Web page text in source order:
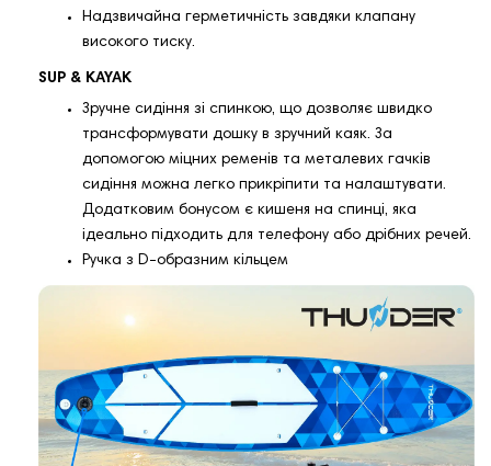
Надзвичайна герметичність завдяки клапану
високого тиску.
SUP & KAYAK
Зручне сидіння зі спинкою, що дозволяє швидко
трансформувати дошку в зручний каяк. За
допомогою міцних ременів та металевих гачків
сидіння можна легко прикріпити та налаштувати.
Додатковим бонусом є кишеня на спинці, яка
ідеально підходить для телефону або дрібних речей.
Ручка з D-образним кільцем